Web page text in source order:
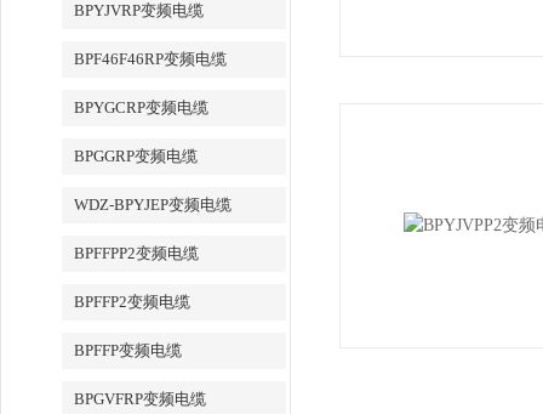
BPYJVRP变频电缆
BPF46F46RP变频电缆
BPYGCRP变频电缆
BPGGRP变频电缆
WDZ-BPYJEP变频电缆
BPFFPP2变频电缆
BPFFP2变频电缆
BPFFP变频电缆
BPGVFRP变频电缆